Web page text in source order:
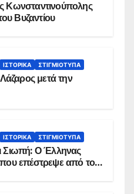
Κωνσταντινούπολης
Βυζαντίου
ΙΣΤΟΡΙΚΆ ΣΤΙΓΜΙΌΤΥΠΑ
μετά την
ΙΣΤΟΡΙΚΆ ΣΤΙΓΜΙΌΤΥΠΑ
Σιωπή: Ο Έλληνας
επέστρεψε από το